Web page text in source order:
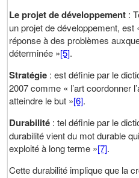
Le projet de développement :
un projet de développement, est
réponse à des problèmes
déterminée »[5].
Stratégie : est définie par le
2007 comme « l’art coordonner
atteindre le but »[6].
Durabilité : tel définie par le
durabilité vient du mot durable
exploité à long terme »[7].
Cette durabilité implique que la